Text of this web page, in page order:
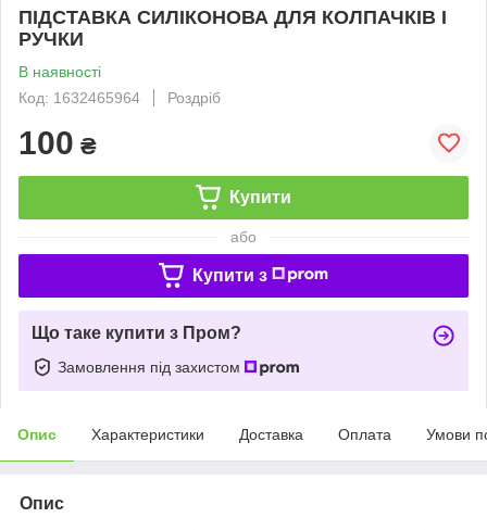
ПІДСТАВКА СИЛІКОНОВА ДЛЯ КОЛПАЧКІВ І
РУЧКИ
В наявності
Код: 1632465964
Роздріб
100 ₴
Купити
або
Купити з
Що таке купити з Пром?
Замовлення під захистом
Опис Характеристики Доставка Оплата Умови
Опис